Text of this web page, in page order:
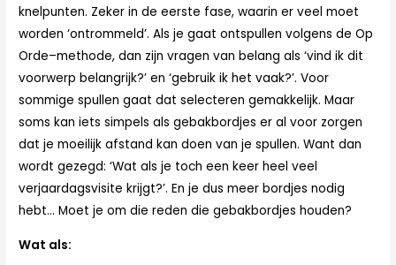
knelpunten. Zeker in de eerste fase, waarin er veel moet
worden ‘ontrommeld’. Als je gaat ontspullen volgens de Op
Orde–methode, dan zijn vragen van belang als ‘vind ik dit
voorwerp belangrijk?’ en ‘gebruik ik het vaak?’. Voor
sommige spullen gaat dat selecteren gemakkelijk. Maar
soms kan iets simpels als gebakbordjes er al voor zorgen
dat je moeilijk afstand kan doen van je spullen. Want dan
wordt gezegd: ‘Wat als je toch een keer heel veel
verjaardagsvisite krijgt?’. En je dus meer bordjes nodig
hebt… Moet je om die reden die gebakbordjes houden?
Wat als: